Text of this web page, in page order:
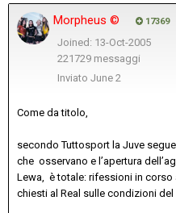
Morpheus © 17369
Joined: 13-Oct-2005
221729 messaggi
Inviato June 2
Come da titolo,
secondo Tuttosport la Juve
che osservano e l’apertura
Lewa, è totale: rifessioni in
chiesti al Real sulle condizioni